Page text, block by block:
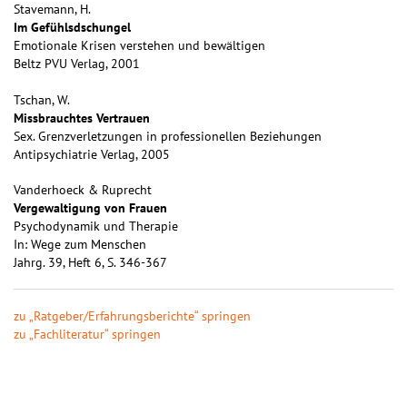
Stavemann, H.
Im Gefühlsdschungel
Emotionale Krisen verstehen und bewältigen
Beltz PVU Verlag, 2001
Tschan, W.
Missbrauchtes Vertrauen
Sex. Grenzverletzungen in professionellen Beziehungen
Antipsychiatrie Verlag, 2005
Vanderhoeck & Ruprecht
Vergewaltigung von Frauen
Psychodynamik und Therapie
In: Wege zum Menschen
Jahrg. 39, Heft 6, S. 346-367
zu „Ratgeber/Erfahrungsberichte“ springen
zu „Fachliteratur“ springen